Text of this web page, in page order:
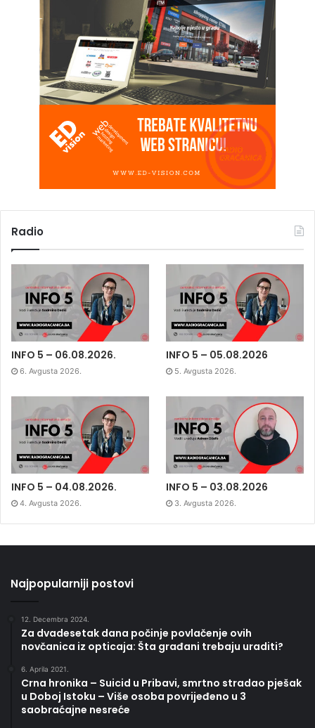
Radio
INFO 5 – 06.08.2026.
6. Avgusta 2026.
INFO 5 – 05.08.2026
5. Avgusta 2026.
INFO 5 – 04.08.2026.
4. Avgusta 2026.
INFO 5 – 03.08.2026
3. Avgusta 2026.
Najpopularniji postovi
12. Decembra 2024.
Za dvadesetak dana počinje povlačenje ovih
novčanica iz opticaja: Šta građani trebaju uraditi?
6. Aprila 2021.
Crna hronika – Suicid u Pribavi, smrtno stradao pješak
u Doboj Istoku – Više osoba povrijeđeno u 3
saobraćajne nesreće